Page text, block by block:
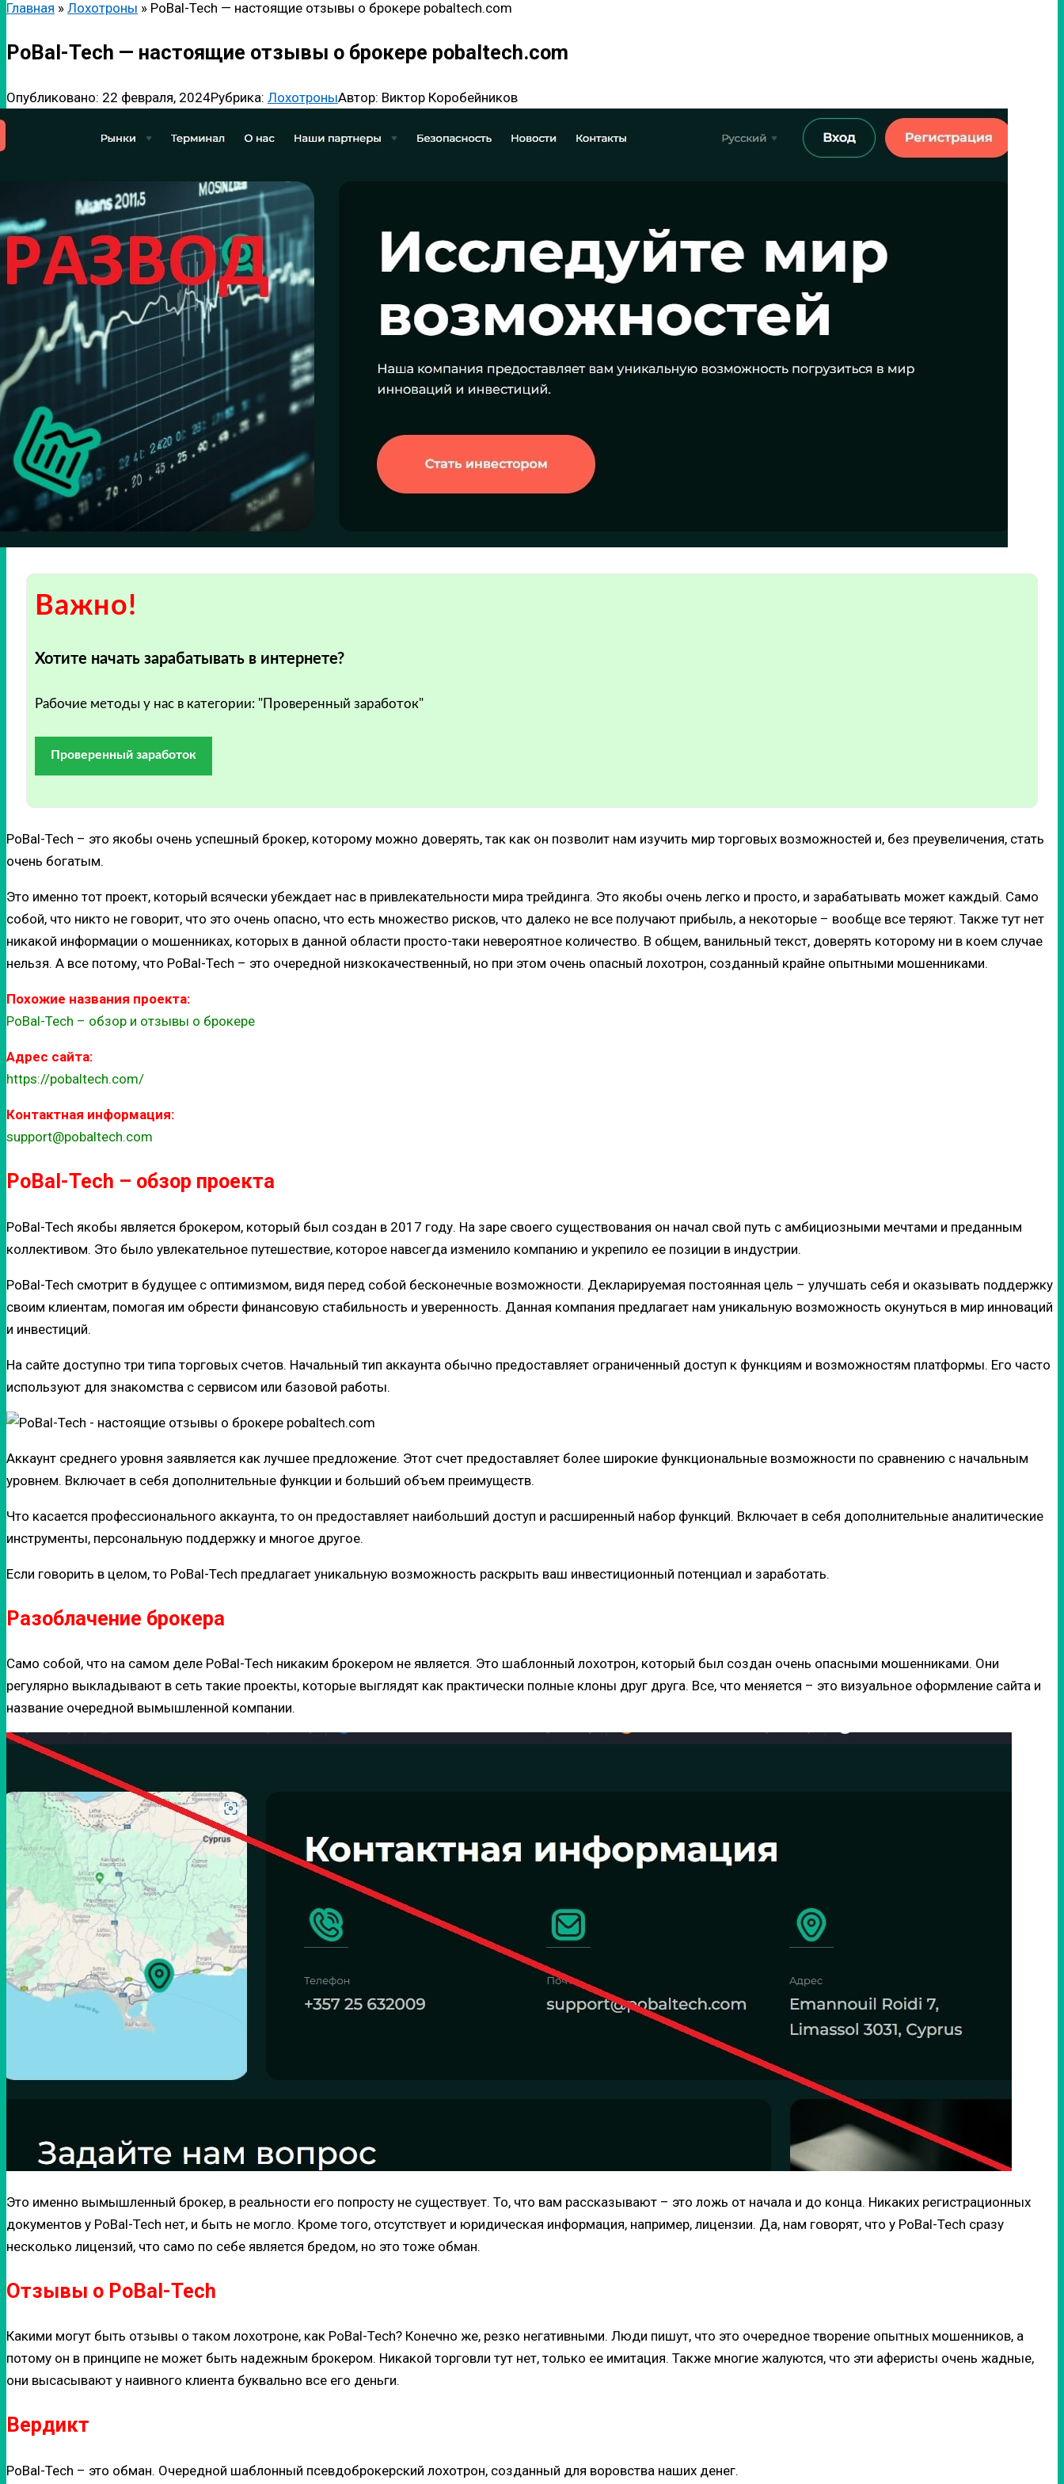
Главная » Лохотроны » PoBal-Tech — настоящие отзывы о брокере pobaltech.com
PoBal-Tech — настоящие отзывы о брокере pobaltech.com
Опубликовано: 22 февраля, 2024Рубрика: ЛохотроныАвтор: Виктор Коробейников
Важно!
Хотите начать зарабатывать в интернете?
Рабочие методы у нас в категории: "Проверенный заработок"
Проверенный заработок
PoBal-Tech – это якобы очень успешный брокер, которому можно доверять, так как он позволит нам изучить мир торговых возможностей и, без преувеличения, стать
очень богатым.
Это именно тот проект, который всячески убеждает нас в привлекательности мира трейдинга. Это якобы очень легко и просто, и зарабатывать может каждый. Само
собой, что никто не говорит, что это очень опасно, что есть множество рисков, что далеко не все получают прибыль, а некоторые – вообще все теряют. Также тут нет
никакой информации о мошенниках, которых в данной области просто-таки невероятное количество. В общем, ванильный текст, доверять которому ни в коем случае
нельзя. А все потому, что PoBal-Tech – это очередной низкокачественный, но при этом очень опасный лохотрон, созданный крайне опытными мошенниками.
Похожие названия проекта:
PoBal-Tech – обзор и отзывы о брокере
Адрес сайта:
https://pobaltech.com/
Контактная информация:
support@pobaltech.com
PoBal-Tech – обзор проекта
PoBal-Tech якобы является брокером, который был создан в 2017 году. На заре своего существования он начал свой путь с амбициозными мечтами и преданным
коллективом. Это было увлекательное путешествие, которое навсегда изменило компанию и укрепило ее позиции в индустрии.
PoBal-Tech смотрит в будущее с оптимизмом, видя перед собой бесконечные возможности. Декларируемая постоянная цель – улучшать себя и оказывать поддержку
своим клиентам, помогая им обрести финансовую стабильность и уверенность. Данная компания предлагает нам уникальную возможность окунуться в мир инноваций
и инвестиций.
На сайте доступно три типа торговых счетов. Начальный тип аккаунта обычно предоставляет ограниченный доступ к функциям и возможностям платформы. Его часто
используют для знакомства с сервисом или базовой работы.
Аккаунт среднего уровня заявляется как лучшее предложение. Этот счет предоставляет более широкие функциональные возможности по сравнению с начальным
уровнем. Включает в себя дополнительные функции и больший объем преимуществ.
Что касается профессионального аккаунта, то он предоставляет наибольший доступ и расширенный набор функций. Включает в себя дополнительные аналитические
инструменты, персональную поддержку и многое другое.
Если говорить в целом, то PoBal-Tech предлагает уникальную возможность раскрыть ваш инвестиционный потенциал и заработать.
Разоблачение брокера
Само собой, что на самом деле PoBal-Tech никаким брокером не является. Это шаблонный лохотрон, который был создан очень опасными мошенниками. Они
регулярно выкладывают в сеть такие проекты, которые выглядят как практически полные клоны друг друга. Все, что меняется – это визуальное оформление сайта и
название очередной вымышленной компании.
Это именно вымышленный брокер, в реальности его попросту не существует. То, что вам рассказывают – это ложь от начала и до конца. Никаких регистрационных
документов у PoBal-Tech нет, и быть не могло. Кроме того, отсутствует и юридическая информация, например, лицензии. Да, нам говорят, что у PoBal-Tech сразу
несколько лицензий, что само по себе является бредом, но это тоже обман.
Отзывы о PoBal-Tech
Какими могут быть отзывы о таком лохотроне, как PoBal-Tech? Конечно же, резко негативными. Люди пишут, что это очередное творение опытных мошенников, а
потому он в принципе не может быть надежным брокером. Никакой торговли тут нет, только ее имитация. Также многие жалуются, что эти аферисты очень жадные,
они высасывают у наивного клиента буквально все его деньги.
Вердикт
PoBal-Tech – это обман. Очередной шаблонный псевдоброкерский лохотрон, созданный для воровства наших денег.